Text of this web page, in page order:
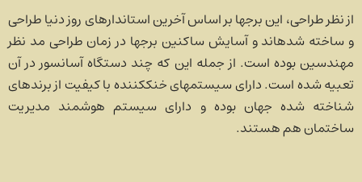
از نظر طراحی، این برج­ها بر اساس آخرین استاندارهای روز دنیا طراحی
و ساخته شده­اند و آسایش ساکنین برج­ها در زمان طراحی مد نظر
مهندسین بوده است. از جمله این که چند دستگاه آسانسور در آن
تعبیه شده است. دارای سیستم­های خنک­کننده با کیفیت از برندهای
شناخته ­شده جهان بوده و دارای سیستم هوشمند مدیریت
ساختمان هم هستند.